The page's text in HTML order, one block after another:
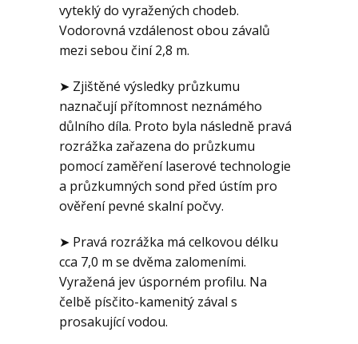
vyteklý do vyražených chodeb.
Vodorovná vzdálenost obou závalů
mezi sebou činí 2,8 m.
➤ Zjištěné výsledky průzkumu
naznačují přítomnost neznámého
důlního díla. Proto byla následně pravá
rozrážka zařazena do průzkumu
pomocí zaměření laserové technologie
a průzkumných sond před ústím pro
ověření pevné skalní počvy.
➤ Pravá rozrážka má celkovou délku
cca 7,0 m se dvěma zalomeními.
Vyražená jev úsporném profilu. Na
čelbě písčito-kamenitý zával s
prosakující vodou.